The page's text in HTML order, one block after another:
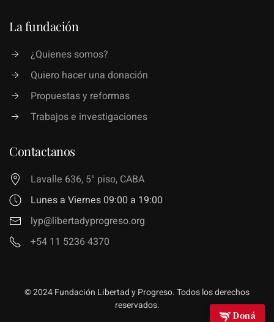
La fundación
¿Quienes somos?
Quiero hacer una donación
Propuestas y reformas
Trabajos e investigaciones
Contactanos
Lavalle 636, 5° piso, CABA
Lunes a Viernes 09:00 a 19:00
lyp@libertadyprogreso.org
+54 11 5236 4370
© 2024 Fundación Libertad y Progreso. Todos los derechos
reservados.
Doná